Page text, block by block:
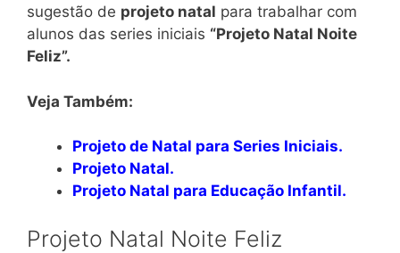
sugestão de projeto natal para trabalhar com
alunos das series iniciais “Projeto Natal Noite
Feliz”.
Veja Também:
Projeto de Natal para Series Iniciais.
Projeto Natal.
Projeto Natal para Educação Infantil.
Projeto Natal Noite Feliz